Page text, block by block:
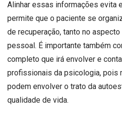
Alinhar essas informações evita
permite que o paciente se
de recuperação, tanto no
pessoal. É importante também
completo que irá envolver e
profissionais da psicologia, pois
podem envolver o trato da
qualidade de vida.